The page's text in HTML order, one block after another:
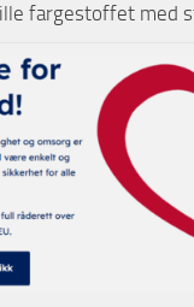
fargestoffet med